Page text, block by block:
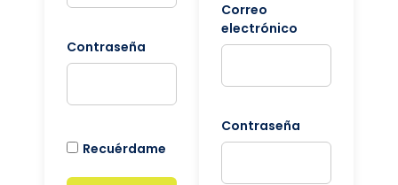
Contraseña
Recuérdame
Correo
electrónico
Contraseña